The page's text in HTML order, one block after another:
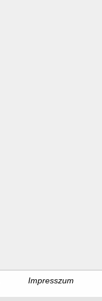
Impresszum